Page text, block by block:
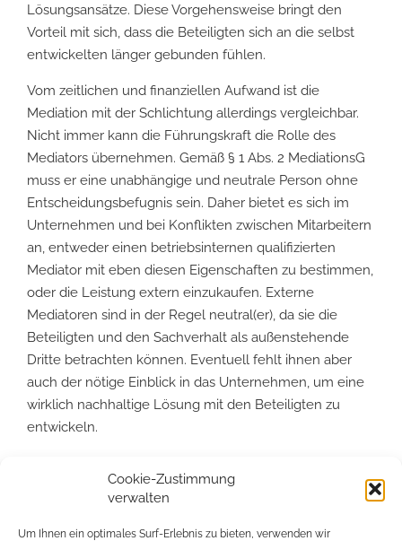
Cookie-Zustimmung
verwalten
Um Ihnen ein optimales Surf-Erlebnis zu bieten, verwenden wir
Lösungsansätze. Diese Vorgehensweise bringt den
Vorteil mit sich, dass die Beteiligten sich an die selbst
entwickelten länger gebunden fühlen.
Vom zeitlichen und finanziellen Aufwand ist die
Mediation mit der Schlichtung allerdings vergleichbar.
Nicht immer kann die Führungskraft die Rolle des
Mediators übernehmen. Gemäß § 1 Abs. 2 MediationsG
muss er eine unabhängige und neutrale Person ohne
Entscheidungsbefugnis sein. Daher bietet es sich im
Unternehmen und bei Konflikten zwischen Mitarbeitern
an, entweder einen betriebsinternen qualifizierten
Mediator mit eben diesen Eigenschaften zu bestimmen,
oder die Leistung extern einzukaufen. Externe
Mediatoren sind in der Regel neutral(er), da sie die
Beteiligten und den Sachverhalt als außenstehende
Dritte betrachten können. Eventuell fehlt ihnen aber
auch der nötige Einblick in das Unternehmen, um eine
wirklich nachhaltige Lösung mit den Beteiligten zu
entwickeln.
besonders geeignet. Bei Gesellschafterkonflikten
können im Mediationsverfahren nicht nur die
betriebswirtschaftlichen und ggf. rechtlichen Anteile